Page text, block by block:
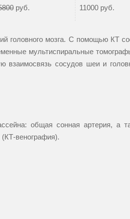
руб. 11000 руб.
головного мозга. С помощью КТ
мультиспиральные
сосудов шеи и
общая сонная артерия, а
венография).